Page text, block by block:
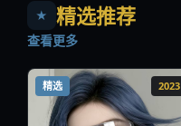
★ 精选推荐
查看更多
精选 2023